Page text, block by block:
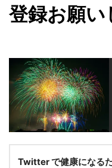
登録お願い
Twitter で健康になる